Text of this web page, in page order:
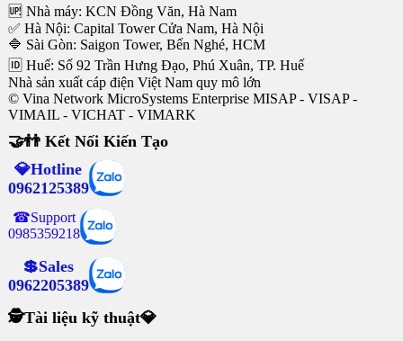
🆙 Nhà máy: KCN Đồng Văn, Hà Nam
✅ Hà Nội: Capital Tower Cửa Nam, Hà Nội
🔷 Sài Gòn: Saigon Tower, Bến Nghé, HCM
🆔 Huế: Số 92 Trần Hưng Đạo, Phú Xuân, TP. Huế
Nhà sản xuất cáp điện Việt Nam quy mô lớn
© Vina Network MicroSystems Enterprise MISAP - VISAP -
VIMAIL - VICHAT - VIMARK
🤝👬 Kết Nối Kiến Tạo
💎Hotline
0962125389
☎Support
0985359218
💲Sales
0962205389
🕵Tài liệu kỹ thuật💎